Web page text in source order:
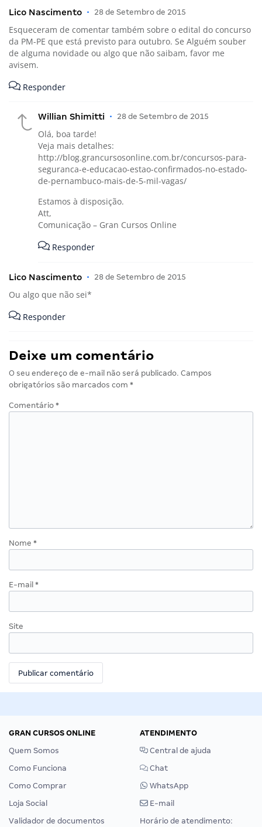
Lico Nascimento • 28 de Setembro de 2015
Esqueceram de comentar também sobre o edital do concurso
da PM-PE que está previsto para outubro. Se Alguém souber
de alguma novidade ou algo que não saibam, favor me
avisem.
Responder
Willian Shimitti • 28 de Setembro de 2015
Olá, boa tarde!
Veja mais detalhes:
http://blog.grancursosonline.com.br/concursos-para-
seguranca-e-educacao-estao-confirmados-no-estado-
de-pernambuco-mais-de-5-mil-vagas/
Estamos à disposição.
Att,
Comunicação – Gran Cursos Online
Responder
Lico Nascimento • 28 de Setembro de 2015
Ou algo que não sei*
Responder
Deixe um comentário
O seu endereço de e-mail não será publicado. Campos
obrigatórios são marcados com *
Comentário *
Nome *
E-mail *
Site
GRAN CURSOS ONLINE
Quem Somos
Como Funciona
Como Comprar
Loja Social
Validador de documentos
ATENDIMENTO
Central de ajuda
Chat
WhatsApp
E-mail
Horário de atendimento: